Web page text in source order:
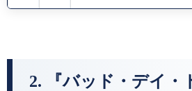
2. 『バッド・デイ・